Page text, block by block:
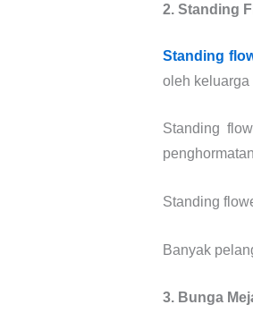
2. Standing
Standing
oleh keluarga
Standing
Standing
Banyak
3. Bunga